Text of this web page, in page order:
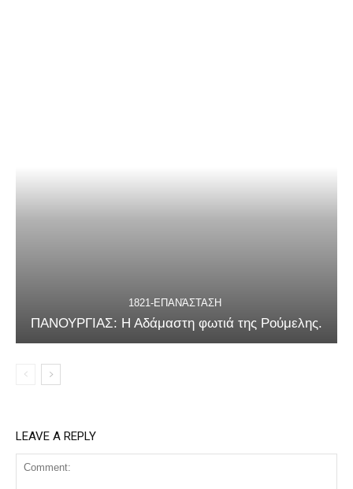
1821-ΕΠΑΝΆΣΤΑΣΗ
ΠΑΝΟΥΡΓΙΑΣ: Η Αδάμαστη φωτιά της Ρούμελης.
LEAVE A REPLY